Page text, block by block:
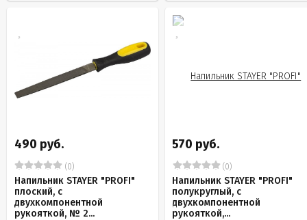
490 руб.
(0)
Напильник STAYER "PROFI"
плоский, с
двухкомпонентной
рукояткой, № 2...
570 руб.
(0)
Напильник STAYER "PROFI"
полукруглый, с
двухкомпонентной
рукояткой,...